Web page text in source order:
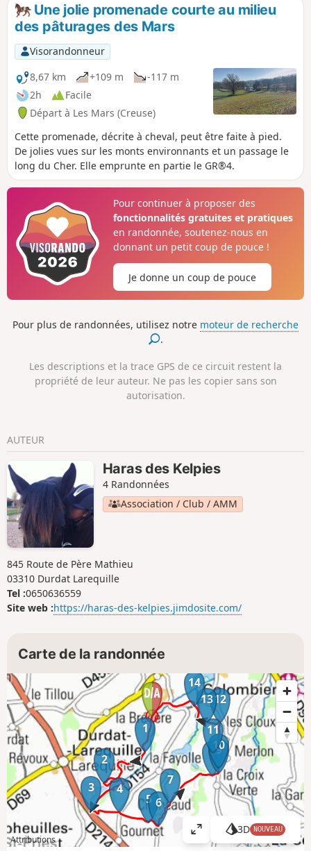
Une jolie promenade courte au milieu
des pâturages des Mars
Visorandonneur
8,67 km
+109 m
-117 m
2h
Facile
Départ à Les Mars (Creuse)
Cette promenade, décrite à cheval, peut être faite à pied.
De jolies vues sur les monts environnants et un passage le
long du Cher. Elle emprunte en partie le GR®4.
Pour continuer à proposer des
fonctionnalités gratuites et pratiques
en randonnée, soutenez-nous en
donnant un petit coup de pouce !
Je donne un coup de pouce
Pour plus de randonnées, utilisez notre moteur de recherche
.
Les descriptions et la trace GPS de ce circuit restent la
propriété de leur auteur. Ne pas les copier sans son
autorisation.
AUTEUR
Haras des Kelpies
4 Randonnées
Association / Club / AMM
845 Route de Père Mathieu
03310 Durdat Larequille
Tel :0650636559
Site web :https://haras-des-kelpies.jimdosite.com/
Carte de la randonnée
1
2
3
4
5 6
7
89
10
11
12
13
14
Attributions
A
3D NOUVEAU